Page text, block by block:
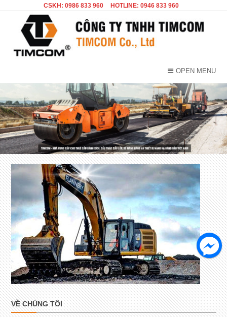
CSKH: 0986 833 960 HOTLINE: 0946 833 960
OPEN MENU
VỀ CHÚNG TÔI